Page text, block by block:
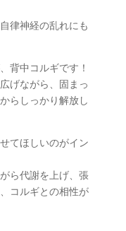
律神経の乱れにも
背中コルギです！
げながら、固まっ
らしっかり解放し
てほしいのがイン
ら代謝を上げ、張
コルギとの相性が